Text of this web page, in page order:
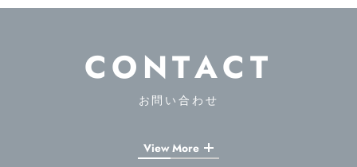
CONTACT
お問い合わせ
View More